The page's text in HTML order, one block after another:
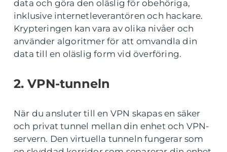
data och göra den oläslig för obehöriga,
inklusive internetleverantören och hackare.
Krypteringen kan vara av olika nivåer och
använder algoritmer för att omvandla din
data till en oläslig form vid överföring.
2. VPN-tunneln
När du ansluter till en VPN skapas en säker
och privat tunnel mellan din enhet och VPN-
servern. Den virtuella tunneln fungerar som